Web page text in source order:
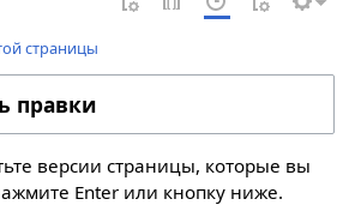
страницы
правки
версии страницы, которые вы
Enter или кнопку ниже.